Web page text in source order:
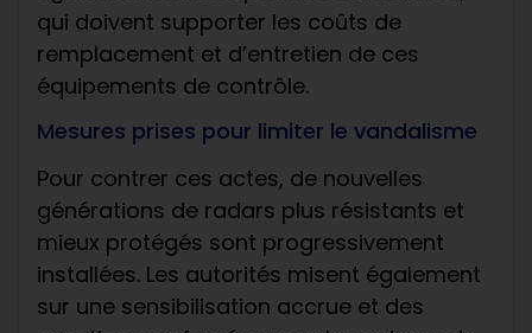
qui doivent supporter les coûts de
remplacement et d’entretien de ces
équipements de contrôle.
Mesures prises pour limiter le vandalisme
Pour contrer ces actes, de nouvelles
générations de radars plus résistants et
mieux protégés sont progressivement
installées. Les autorités misent également
sur une sensibilisation accrue et des